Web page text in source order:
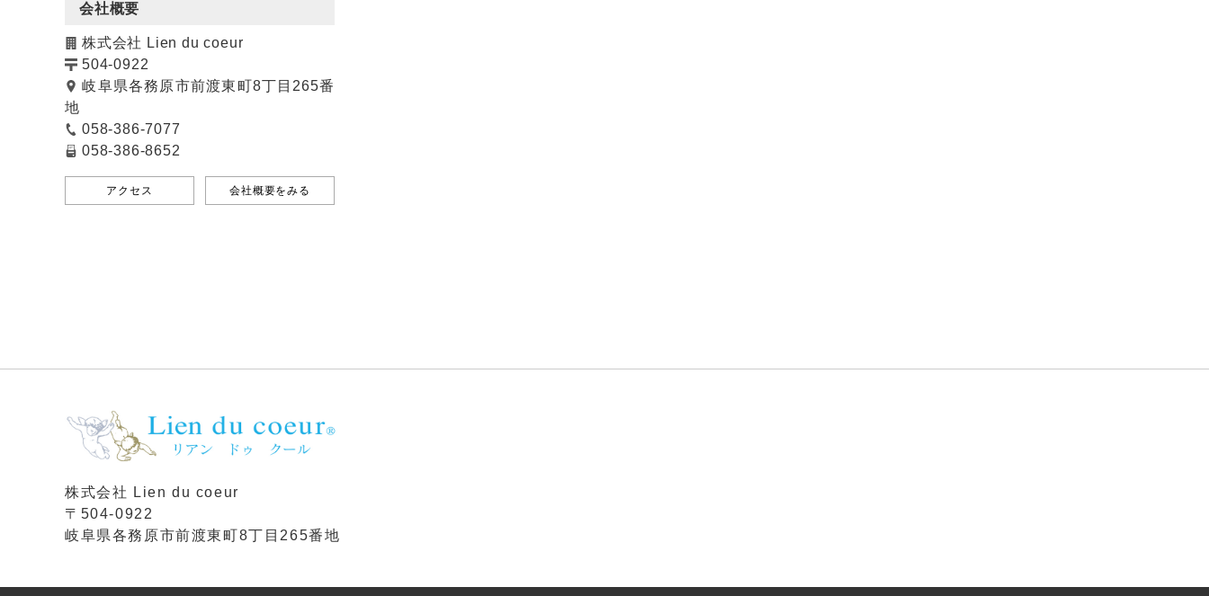
会社概要
株式会社 Lien du coeur
504-0922
岐阜県各務原市前渡東町8丁目265番
地
058-386-7077
058-386-8652
アクセス 会社概要をみる
株式会社 Lien du coeur
〒504-0922
岐阜県各務原市前渡東町8丁目265番地